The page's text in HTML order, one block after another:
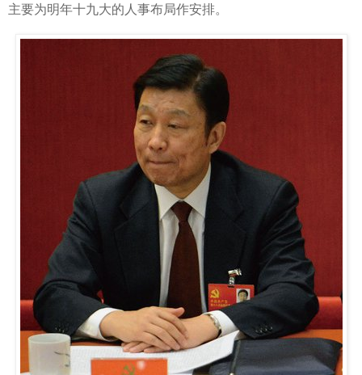
主要为明年十九大的人事布局作安排。